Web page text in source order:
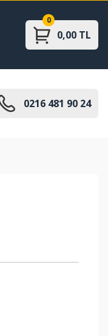
0,00 TL
0
0216 481 90 24